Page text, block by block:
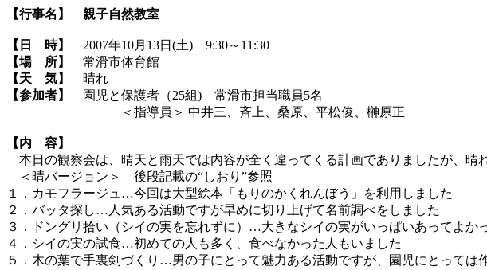
【行事名】 親子自然教室
【日 時】
2007年10月13日(土) 9:30～11:30
【場 所】
常滑市体育館
【天 気】
晴れ
【参加者】
園児と保護者（25組) 常滑市担当職員5名
＜指導員＞ 中井三、斉上、桑原、平松俊、榊原正
【内 容】
本日の観察会は、晴天と雨天では内容が全く違ってくる計画でありましたが、晴
＜晴バージョン＞ 後段記載の“しおり”参照
１．カモフラージュ…今回は大型絵本「もりのかくれんぼう」を利用しました
２．バッタ探し…人気ある活動ですが早めに切り上げて名前調べをしました
３．ドングリ拾い（シイの実を忘れずに）…大きなシイの実がいっぱいあってよか
４．シイの実の試食…初めての人も多く、食べなかった人もいました
５．木の葉で手裏剣づくり…男の子にとって魅力ある活動ですが、園児にとっては